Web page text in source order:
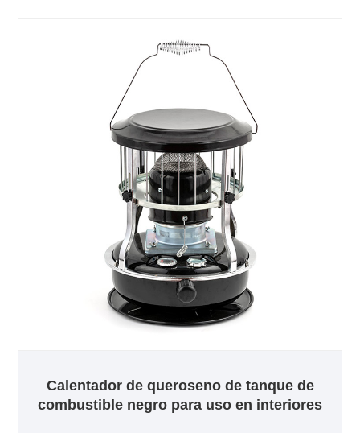
Calentador de queroseno de tanque de
combustible negro para uso en interiores